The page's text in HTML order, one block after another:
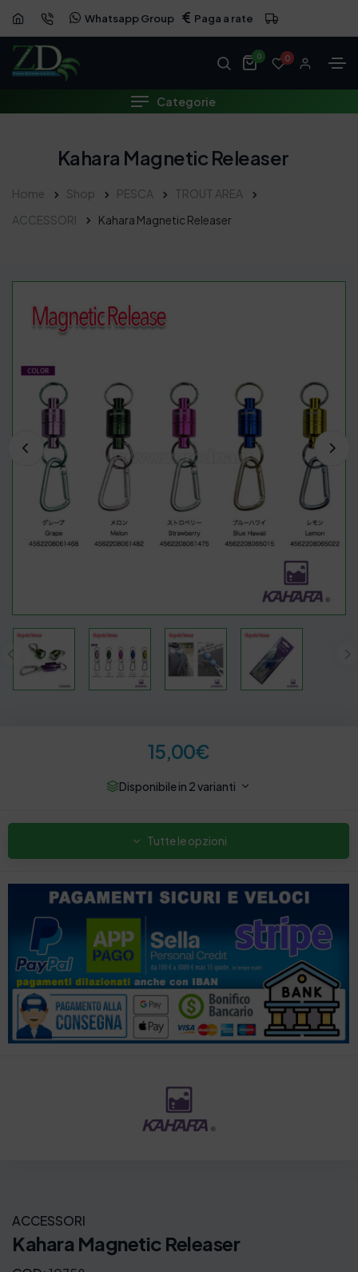
Whatsapp Group Paga a rate
0 0
Categorie
Kahara Magnetic Releaser
Home Shop PESCA
TROUT AREA
ACCESSORI
Kahara Magnetic Releaser
15,00€
Disponibile in 2 varianti
Tutte le opzioni
ACCESSORI
Kahara Magnetic Releaser